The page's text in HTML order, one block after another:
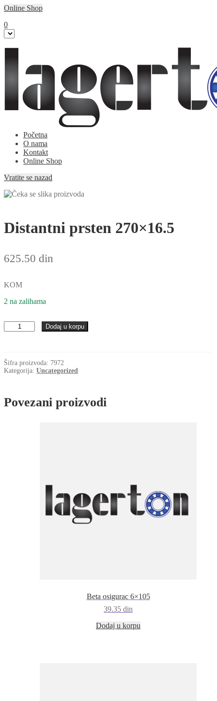
Online Shop
0
Početna
O nama
Kontakt
Online Shop
Vratite se nazad
Distantni prsten 270×16.5
625.50 din
KOM
2 na zalihama
Distantni
prsten
Dodaj u korpu
Šifra proizvoda: 7972
Kategorija: Uncategorized
Povezani proizvodi
Beta osigurac 6×105
39.35 din
Dodaj u korpu